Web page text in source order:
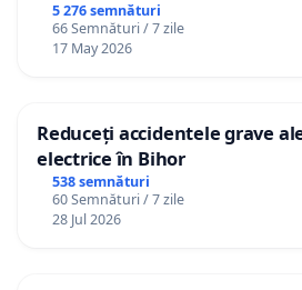
5 276 semnături
66 Semnături / 7 zile
17 May 2026
Reduceți accidentele grave
electrice în Bihor
538 semnături
60 Semnături / 7 zile
28 Jul 2026